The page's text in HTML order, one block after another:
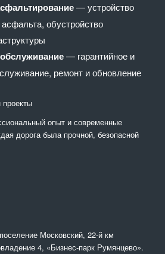
— устройство
обустройство
— гарантийное и
ремонт и обновление
опыт и современные
дорога была прочной, безопасной
Московский, 22-й км
4, «Бизнес-парк Румянцево».